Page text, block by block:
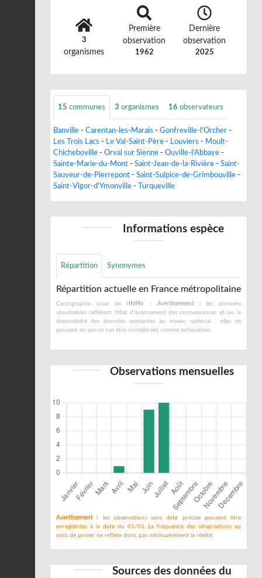
3
organismes
Première
observation
1962
Dernière
observation
2025
15 communes 3 organismes 16 observateurs
Banville - Carentan-les-Marais - Gonfreville-l'Orcher -
Les Trois Lacs - Le Val-Saint-Père - Louviers - Moult-
Chicheboville - Orval sur Sienne - Ouville-l'Abbaye -
Sainte-Marie-du-Mont - Saint-Jean-de-la-Rivière - Saint-
Sauveur-de-Pierrepont - Saint-Sulpice-de-Grimbouville -
Saint-Vigor-d'Ymonville - Turqueville
Informations espèce
Répartition Synonymes
Répartition actuelle en France métropolitaine
Cartographie issue de l' INPN - Avertissement : les données
visualisables reflètent l'état d'avancement des connaissances et/ou la
disponibilité des données existantes au niveau national : elles ne
peuvent en aucun cas être considérées comme exhaustives.
Observations mensuelles
Avertissement :
les observations sans date précise peuvent être
enregistrées à la date du 01/01. La fréquence des observations au
mois de janvier ne reflète donc pas nécessairement la réalité.
Sources des données du